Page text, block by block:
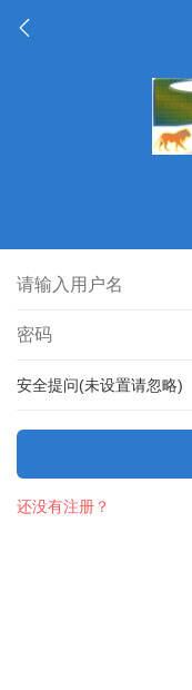
安全提问(未设置请忽略)
还没有注册？